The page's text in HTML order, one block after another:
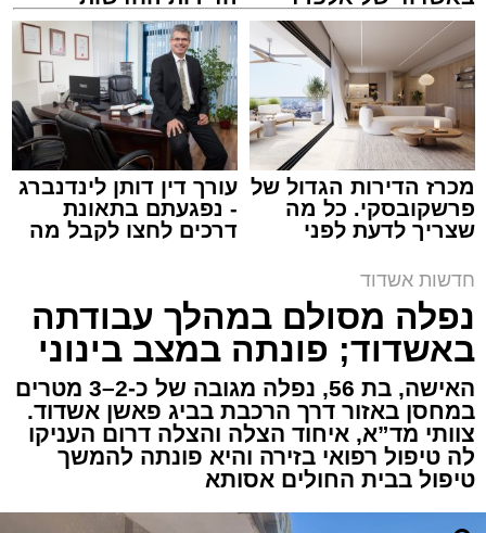
צילום: דוברות איחוד הצלה
מערכת האתר / 15:39 07.08.26
איחוד הצלה
אירוע דרמטי הסתיים בנס רפואי באשדוד, לאחר
שגבר בן 56 התמוטט בביתו שבאחד הרחובות
ברובע י"א בעיר, כתוצאה מאירוע פתאומי שגרם
להפסקת פעילות ליבו.
למקום הוזעקו מיד צוותי רפואה ומתנדבים של
ארגון "איחוד הצלה". החובשים והפרמדיקים
קריאולנסקי - לילדים
למכירה באשדוד >>>
מכרז הדירות הגדול של
פרשקובסקי. כל מה
שצריך לדעת לפני
באשדוד
עורך דין דותן לינדנברג
- נפגעתם בתאונת
דרכים לחצו לקבל מה
חדשות אשדוד
נפלה מסולם במהלך עבודתה
באשדוד; פונתה במצב בינוני
האישה, בת 56, נפלה מגובה של כ-2–3 מטרים
במחסן באזור דרך הרכבת בביג פאשן אשדוד.
צוותי מד”א, איחוד הצלה והצלה דרום העניקו
לה טיפול רפואי בזירה והיא פונתה להמשך
טיפול בבית החולים אסותא